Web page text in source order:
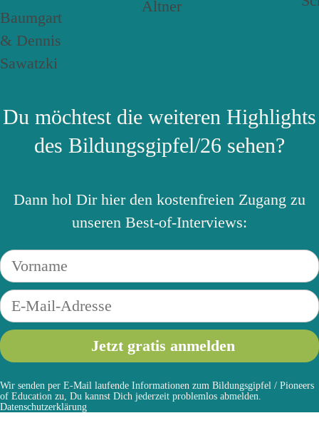
Du möchtest die weiteren Highlights
des Bildungsgipfel/26 sehen?
Dann hol Dir hier den kostenfreien Zugang zu
unseren Best-of-Interviews:
Wir senden per E-Mail laufende Informationen zum Bildungsgipfel / Pioneers
of Education zu, Du kannst Dich jederzeit problemlos abmelden.
Datenschutzerklärung